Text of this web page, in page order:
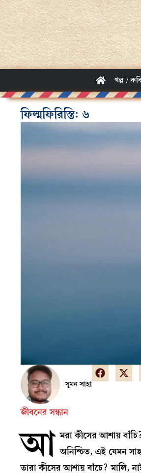
গল্প /
ফিল্মফিরিস্তি: ৬
সুমন সাহা
জীবনের সন্ধান
আ মরা কীসের আশায়
অনিশ্চিত, এই যেমন
তারা কীসের আশায় বাঁচে? মালি,